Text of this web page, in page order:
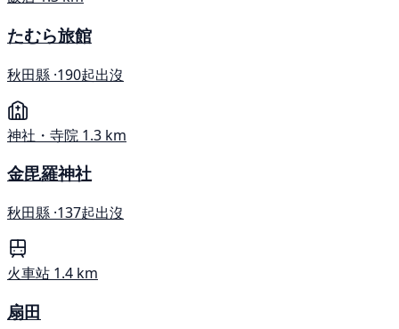
たむら旅館
秋田縣 ·190起出沒
神社・寺院 1.3 km
金毘羅神社
秋田縣 ·137起出沒
火車站 1.4 km
扇田